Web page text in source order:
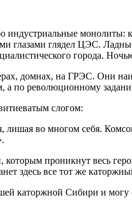
индустриальные
глядел ЦЭС.
города.
домнах, на ГРЭС. Они
а по революционному
слогом:
во многом себя.
проникнут весь
здесь все тот же
каторжной Сибири и